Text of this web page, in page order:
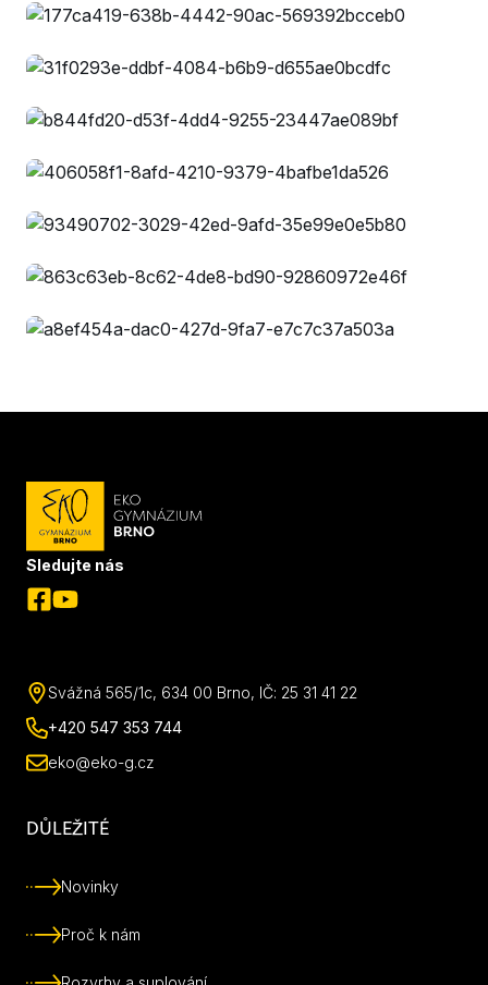
Sledujte nás
Svážná 565/1c, 634 00 Brno, IČ: 25 31 41 22
+420 547 353 744
eko@eko-g.cz
DŮLEŽITÉ
Novinky
Proč k nám